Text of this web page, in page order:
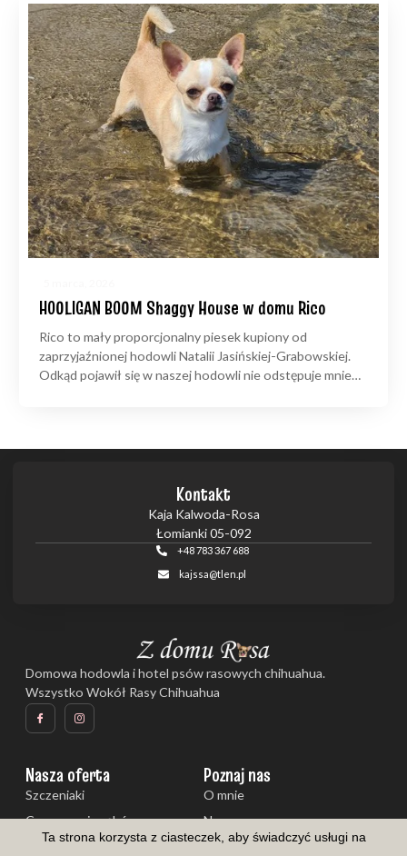
HOOLIGAN BOOM Shaggy House w domu Rico
Rico to mały proporcjonalny piesek kupiony od
zaprzyjaźnionej hodowli Natalii Jasińskiej-Grabowskiej.
Odkąd pojawił się w naszej hodowli nie odstępuje mnie…
Domowa hodowla i hotel psów rasowych chihuahua.
Wszystko Wokół Rasy Chihuahua
Nasza oferta
Szczeniaki
Czyszczenie zębów
Galeria
Poznaj nas
O mnie
Nasze psy
Aktualności
Kontakt
Kaja Kalwoda-Rosa
Łomianki 05-092
+48 783 367 688
kajssa@tlen.pl
Ta strona korzysta z ciasteczek, aby świadczyć usługi na